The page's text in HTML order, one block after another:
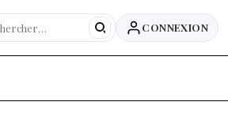
CONNEXION